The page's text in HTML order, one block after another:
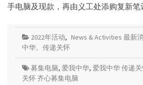
手电脑及现款，再由义工处添购复新笔
2022年活动, News & Activities 最新
中华。传递关怀
募集电脑, 爱我中华, 爱我中华 传递
关怀 齐心募集电脑